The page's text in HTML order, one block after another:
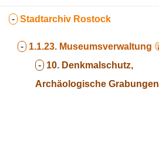
- Stadtarchiv Rostock
- 1.1.23. Museumsverwaltung
- 10. Denkmalschutz,
Archäologische Grabungen